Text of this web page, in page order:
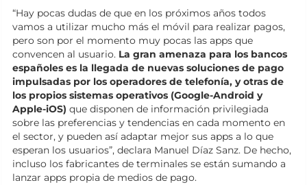
“Hay pocas dudas de que en los próximos años todos
vamos a utilizar mucho más el móvil para realizar pagos,
pero son por el momento muy pocas las apps que
convencen al usuario. La gran amenaza para los bancos
españoles es la llegada de nuevas soluciones de pago
impulsadas por los operadores de telefonía, y otras de
los propios sistemas operativos (Google-Android y
Apple-iOS) que disponen de información privilegiada
sobre las preferencias y tendencias en cada momento en
el sector, y pueden así adaptar mejor sus apps a lo que
esperan los usuarios”, declara Manuel Díaz Sanz. De hecho,
incluso los fabricantes de terminales se están sumando a
lanzar apps propia de medios de pago.